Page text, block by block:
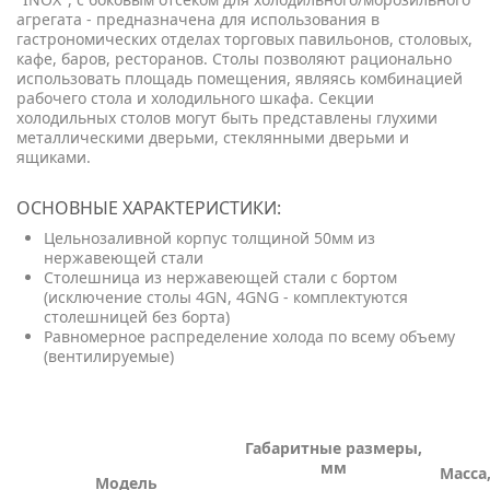
агрегата - предназначена для использования в
гастрономических отделах торговых павильонов, столовых,
кафе, баров, ресторанов. Столы позволяют рационально
использовать площадь помещения, являясь комбинацией
рабочего стола и холодильного шкафа. Секции
холодильных столов могут быть представлены глухими
металлическими дверьми, стеклянными дверьми и
ящиками.
ОСНОВНЫЕ ХАРАКТЕРИСТИКИ:
Цельнозаливной корпус толщиной 50мм из
нержавеющей стали
Столешница из нержавеющей стали с бортом
(исключение столы 4GN, 4GNG - комплектуются
столешницей без борта)
Равномерное распределение холода по всему объему
(вентилируемые)
Модель
Габаритные размеры,
мм
Масса,